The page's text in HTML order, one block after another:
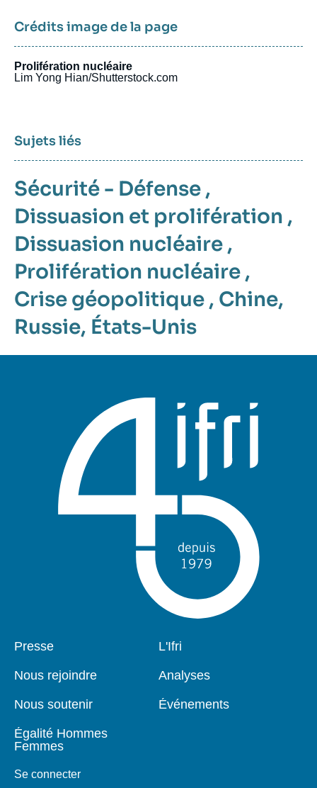
Crédits image de la page
Prolifération nucléaire
Lim Yong Hian/Shutterstock.com
Sujets liés
Sécurité - Défense ,
Dissuasion et prolifération ,
Dissuasion nucléaire ,
Prolifération nucléaire ,
Crise géopolitique , Chine,
Russie, États-Unis
Pied
Presse
Nous rejoindre
Nous soutenir
Égalité Hommes
Femmes
Se connecter
Navigation
L'Ifri
Analyses
Événements